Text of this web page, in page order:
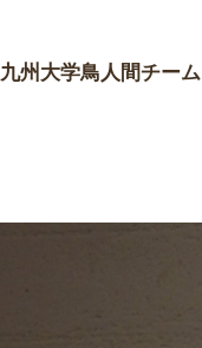
九州大学鳥人間チーム